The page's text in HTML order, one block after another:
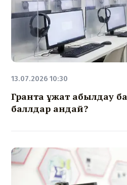
13.07.2026 10:30
Грантқа құжат қабылдау
баллдар қандай?